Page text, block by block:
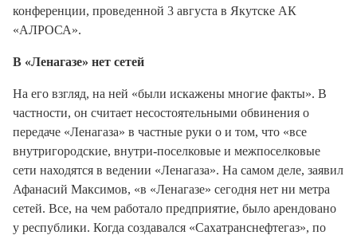
конференции, проведенной 3 августа в Якутске АК
«АЛРОСА».
В «Ленагазе» нет сетей
На его взгляд, на ней «были искажены многие факты». В
частности, он считает несостоятельными обвинения о
передаче «Ленагаза» в частные руки о и том, что «все
внутригородские, внутри-поселковые и межпоселковые
сети находятся в ведении «Ленагаза». На самом деле, заявил
Афанасий Максимов, «в «Ленагазе» сегодня нет ни метра
сетей. Все, на чем работало предприятие, было арендовано
у республики. Когда создавался «Сахатранснефтегаз», по